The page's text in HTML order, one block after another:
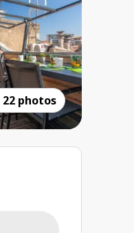
22 photos